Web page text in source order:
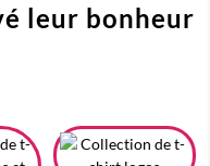
leur bonheur